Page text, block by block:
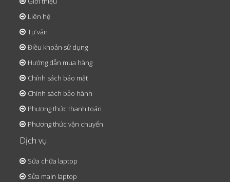
Liên hệ
Tư vấn
Điều khoản sử dụng
Hướng dẫn mua hàng
Chính sách bảo mật
Chính sách bảo hành
Phương thức thanh toán
Phương thức vận chuyển
Dịch vụ
Sửa chữa laptop
Sửa main laptop